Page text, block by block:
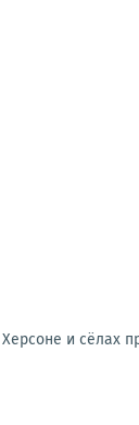
и сёлах